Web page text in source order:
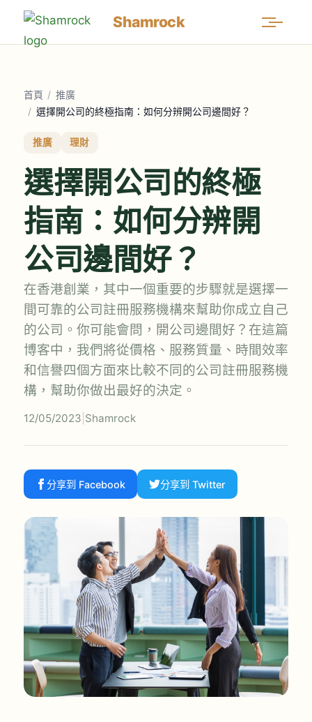
Shamrock
首頁 / 推廣
/ 選擇開公司的終極指南：如何分辨開公司邊間好？
推廣 理財
選擇開公司的終極
指南：如何分辨開
公司邊間好？
在香港創業，其中一個重要的步驟就是選擇一
間可靠的公司註冊服務機構來幫助你成立自己
的公司。你可能會問，開公司邊間好？在這篇
博客中，我們將從價格、服務質量、時間效率
和信譽四個方面來比較不同的公司註冊服務機
構，幫助你做出最好的決定。
12/05/2023 Shamrock
分享到 Facebook 分享到 Twitter